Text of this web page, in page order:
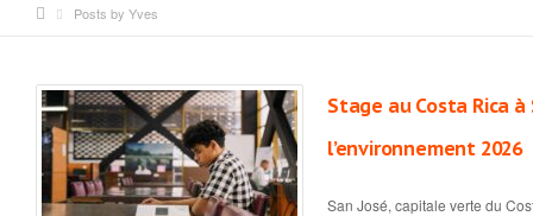
Posts by Yves
Stage au Costa Rica
l’environnement 2026
San José, capitale verte du